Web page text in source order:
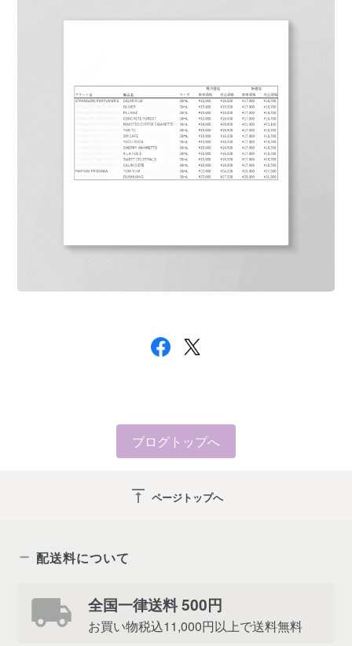
ブログトップへ
vertical_align_top ページトップへ
配送料について
全国一律送料 500円
お買い物税込11,000円以上で送料無料